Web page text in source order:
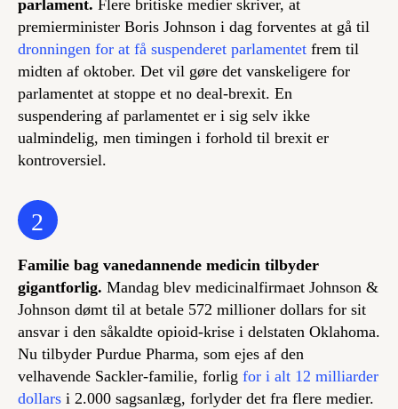
parlament. Flere britiske medier skriver, at
premierminister Boris Johnson i dag forventes at gå til
dronningen for at få suspenderet parlamentet frem til
midten af oktober. Det vil gøre det vanskeligere for
parlamentet at stoppe et no deal-brexit. En
suspendering af parlamentet er i sig selv ikke
ualmindelig, men timingen i forhold til brexit er
kontroversiel.
2
Familie bag vanedannende medicin tilbyder
gigantforlig. Mandag blev medicinalfirmaet Johnson &
Johnson dømt til at betale 572 millioner dollars for sit
ansvar i den såkaldte opioid-krise i delstaten Oklahoma.
Nu tilbyder Purdue Pharma, som ejes af den
velhavende Sackler-familie, forlig for i alt 12 milliarder
dollars i 2.000 sagsanlæg, forlyder det fra flere medier.